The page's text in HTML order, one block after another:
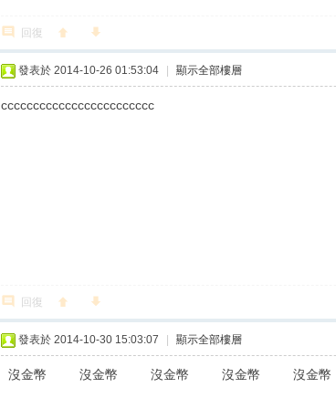
回復
發表於 2014-10-26 01:53:04 顯示全部樓層
cccccccccccccccccccccccc
回復
發表於 2014-10-30 15:03:07 顯示全部樓層
沒金幣 沒金幣 沒金幣 沒金幣 沒金幣